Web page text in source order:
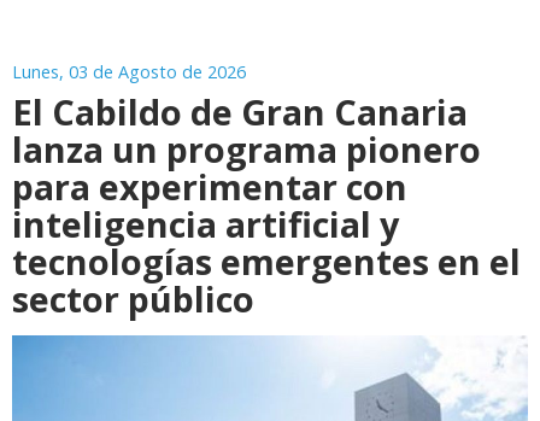
Lunes, 03 de Agosto de 2026
El Cabildo de Gran Canaria
lanza un programa pionero
para experimentar con
inteligencia artificial y
tecnologías emergentes en el
sector público